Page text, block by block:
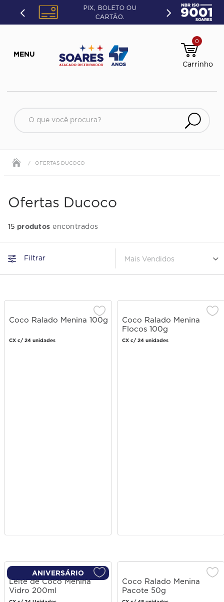
PIX, BOLETO OU
CARTÃO.
0
O que você procura?
OFERTAS DUCOCO
Ofertas Ducoco
15 produtos
Filtrar Mais Vendidos
Coco Ralado Menina 100g
CX c/ 24 unidades
Coco Ralado Menina
Flocos 100g
CX c/ 24 unidades
ANIVERSÁRIO
Leite de Coco Menina
Vidro 200ml
Coco Ralado Menina
Pacote 50g